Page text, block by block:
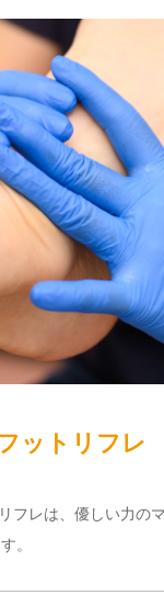
ットリフレ
フレは、優しい力の
。